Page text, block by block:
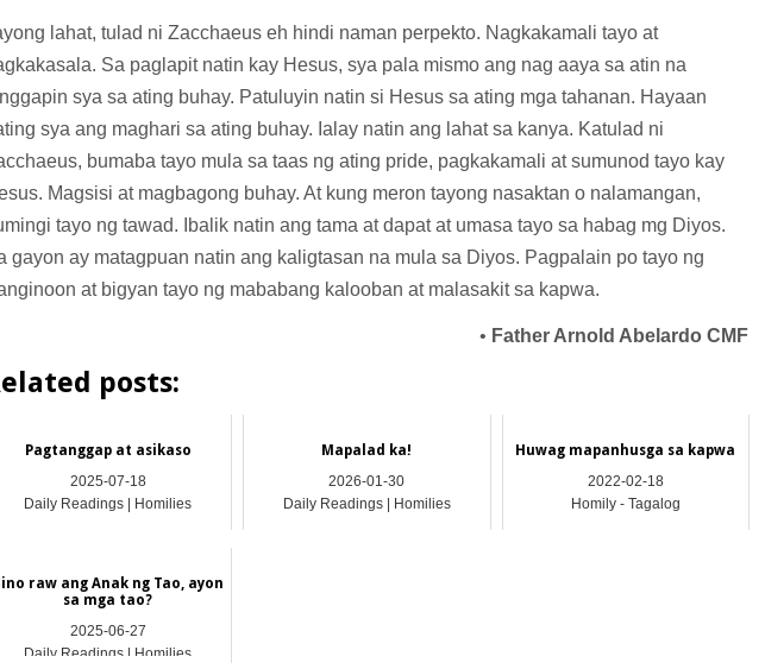
lahat, tulad ni Zacchaeus eh hindi naman perpekto. Nagkakamali tayo at
Sa paglapit natin kay Hesus, sya pala mismo ang nag aaya sa atin na
sya sa ating buhay. Patuluyin natin si Hesus sa ating mga tahanan. Hayaan
sya ang maghari sa ating buhay. Ialay natin ang lahat sa kanya. Katulad ni
bumaba tayo mula sa taas ng ating pride, pagkakamali at sumunod tayo kay
Magsisi at magbagong buhay. At kung meron tayong nasaktan o nalamangan,
tayo ng tawad. Ibalik natin ang tama at dapat at umasa tayo sa habag mg Diyos.
gayon ay matagpuan natin ang kaligtasan na mula sa Diyos. Pagpalain po tayo ng
at bigyan tayo ng mababang kalooban at malasakit sa kapwa.
• Father Arnold Abelardo CMF
posts:
Pagtanggap at asikaso
2025-07-18
Daily Readings | Homilies
Mapalad ka!
2026-01-30
Daily Readings | Homilies
Huwag mapanhusga sa kapwa
2022-02-18
Homily - Tagalog
raw ang Anak ng Tao, ayon
sa mga tao?
2025-06-27
Daily Readings | Homilies